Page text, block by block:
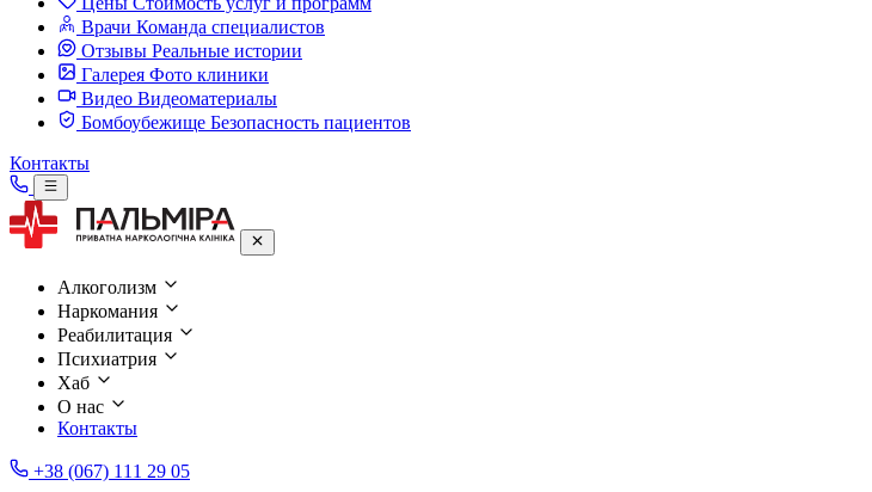
Врачи Команда специалистов
Отзывы Реальные истории
Галерея Фото клиники
Видео Видеоматериалы
Бомбоубежище Безопасность пациентов
Контакты
Алкоголизм
Наркомания
Реабилитация
Психиатрия
Хаб
О нас
Контакты
+38 (067) 111 29 05